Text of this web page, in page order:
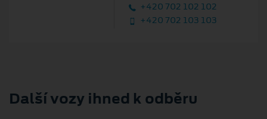
+420 702 102 102
+420 702 103 103
Další vozy ihned k odběru